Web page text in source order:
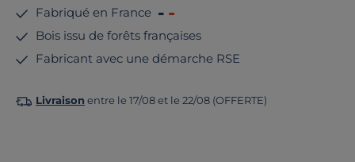
Fabriqué en France
Bois issu de forêts françaises
Fabricant avec une démarche RSE
Livraison entre le 17/08 et le 22/08 (OFFERTE)